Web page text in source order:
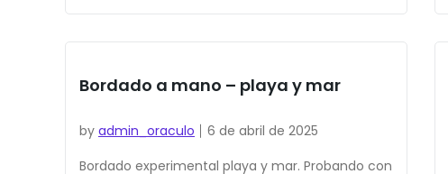
Bordado a mano – playa y mar
by admin_oraculo
6 de abril de 2025
Bordado experimental playa y mar. Probando con